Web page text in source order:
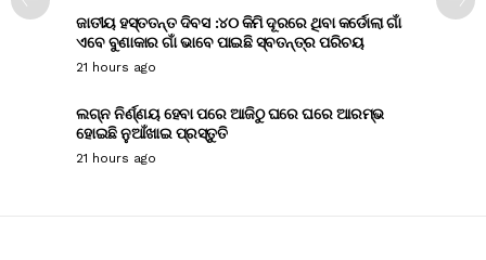
ଜାତୀୟ ହସ୍ତତନ୍ତ ଦିବସ :୪୦ କିମି ଦୂରରେ ଥିବା କର୍ଡୋଲା ଗାଁ
ଏବେ ବୁଣାକାର ଗାଁ ଭାବେ ପାଇଛି ସ୍ବତନ୍ତ୍ର ପରିଚୟ
21 hours ago
ଲଗ୍ନ ନିର୍ଣ୍ଣୟ ହେବା ପରେ ଆଜିଠୁ ଘରେ ଘରେ ଆରମ୍ଭ
ହୋଇଛି ନୁଆଁଖାଇ ପ୍ରସ୍ତୁତି
21 hours ago